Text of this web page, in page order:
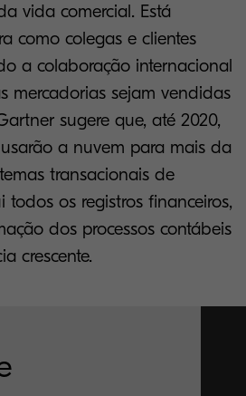
vida comercial. Está
como colegas e clientes
a colaboração internacional
mercadorias sejam vendidas
sugere que, até 2020,
a nuvem para mais da
transacionais de
todos os registros financeiros,
dos processos contábeis
crescente.